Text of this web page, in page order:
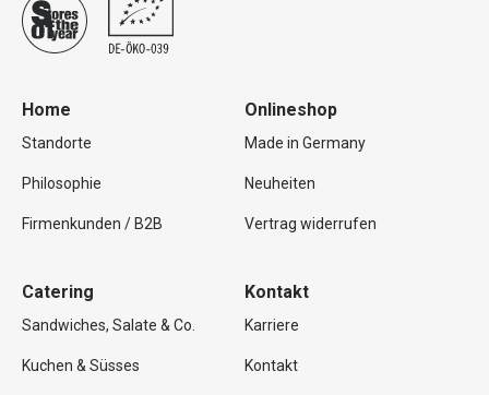
Home
Standorte
Philosophie
Firmenkunden / B2B
Onlineshop
Made in Germany
Neuheiten
Vertrag widerrufen
Catering
Sandwiches, Salate & Co.
Kuchen & Süsses
Kontakt
Karriere
Kontakt